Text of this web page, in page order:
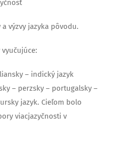
výzvy jazyka pôvodu.
– indický jazyk
– perzsky – portugalsky –
jazyk. Cieľom bolo
viacjazyčnosti v